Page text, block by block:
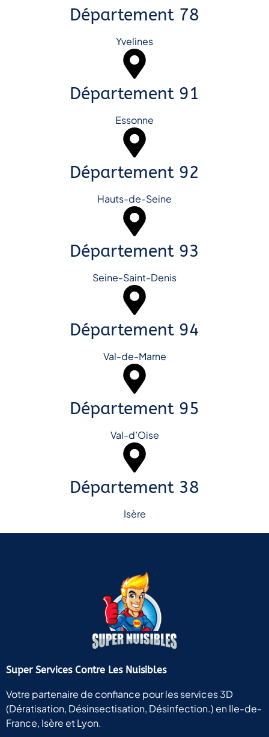
Département 78
Yvelines
Département 91
Essonne
Département 92
Hauts-de-Seine
Département 93
Seine-Saint-Denis
Département 94
Val-de-Marne
Département 95
Val-d’Oise
Département 38
Isère
Super Services Contre Les Nuisibles
Votre partenaire de confiance pour les services 3D
(Dératisation, Désinsectisation, Désinfection.) en Ile-de-
France, Isère et Lyon.